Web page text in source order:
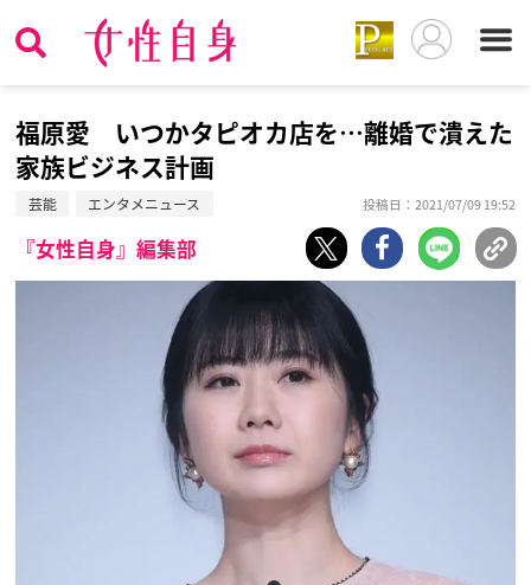
福原愛 いつかタピオカ店を…離婚で潰えた
家族ビジネス計画
芸能 エンタメニュース 投稿日：2021/07/09 19:52
『女性自身』編集部